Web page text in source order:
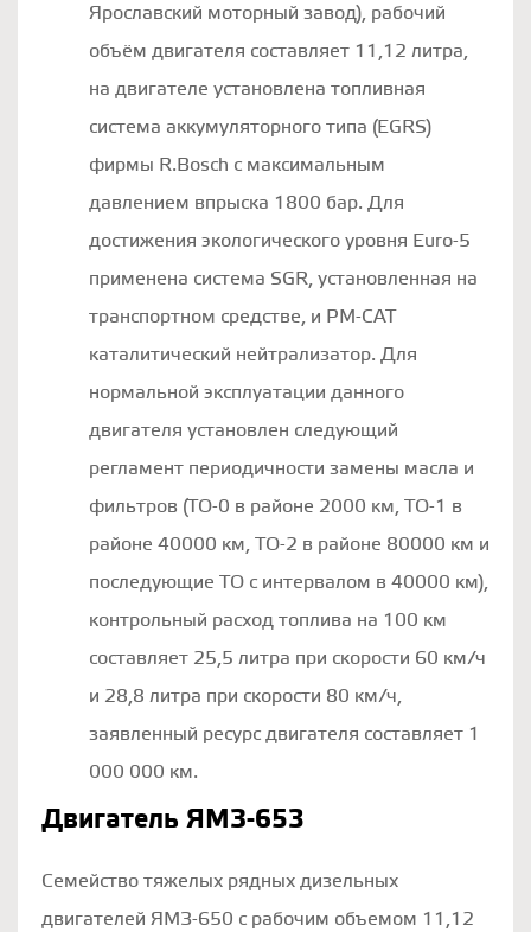
Ярославский моторный завод), рабочий
объём двигателя составляет 11,12 литра,
на двигателе установлена топливная
система аккумуляторного типа (EGRS)
фирмы R.Bosch c максимальным
давлением впрыска 1800 бар. Для
достижения экологического уровня Euro-5
применена система SGR, установленная на
транспортном средстве, и РМ-САТ
каталитический нейтрализатор. Для
нормальной эксплуатации данного
двигателя установлен следующий
регламент периодичности замены масла и
фильтров (ТО-0 в районе 2000 км, ТО-1 в
районе 40000 км, ТО-2 в районе 80000 км и
последующие ТО с интервалом в 40000 км),
контрольный расход топлива на 100 км
составляет 25,5 литра при скорости 60 км/ч
и 28,8 литра при скорости 80 км/ч,
заявленный ресурс двигателя составляет 1
000 000 км.
Двигатель ЯМЗ-653
Семейство тяжелых рядных дизельных
двигателей ЯМЗ-650 с рабочим объемом 11,12